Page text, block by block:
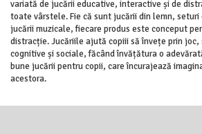
variată de jucării educative, interactive și de
toate vârstele. Fie că sunt jucării din lemn,
jucării muzicale, fiecare produs este conceput
distracție. Jucăriile ajută copiii să învețe prin
cognitive și sociale, făcând învățătura o
bune jucării pentru copii, care încurajează
acestora.